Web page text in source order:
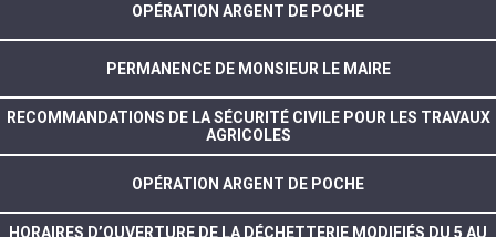
OPÉRATION ARGENT DE POCHE
PERMANENCE DE MONSIEUR LE MAIRE
RECOMMANDATIONS DE LA SÉCURITÉ CIVILE POUR LES TRAVAUX
AGRICOLES
OPÉRATION ARGENT DE POCHE
HORAIRES D’OUVERTURE DE LA DÉCHETTERIE MODIFIÉS DU 5 AU